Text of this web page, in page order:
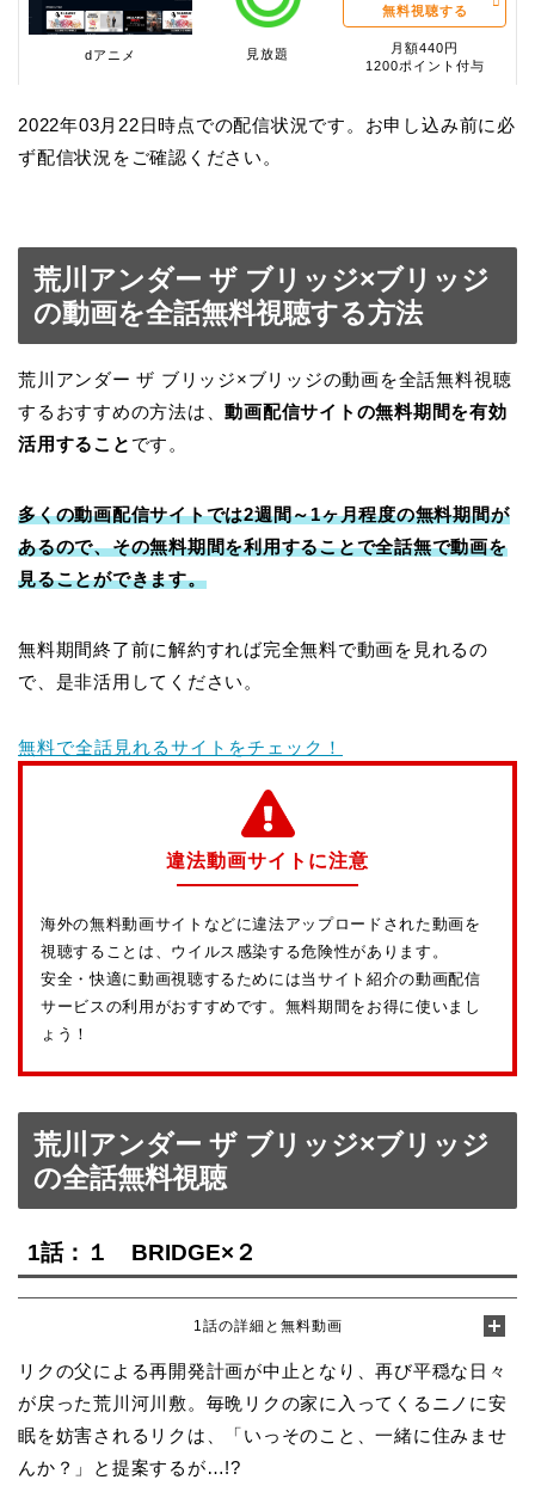
dアニメ 見放題
無料視聴する
月額440円
1200ポイント付与
2022年03月22日時点での配信状況です。お申し込み前に必
ず配信状況をご確認ください。
荒川アンダー ザ ブリッジ×ブリッジ
の動画を全話無料視聴する方法
荒川アンダー ザ ブリッジ×ブリッジの動画を全話無料視聴
するおすすめの方法は、動画配信サイトの無料期間を有効
活用すること です。
多くの動画配信サイトでは2週間～1ヶ月程度の無料期間が
あるので、その無料期間を利用することで全話無で動画を
見ることができます。
無料期間終了前に解約すれば完全無料で動画を見れるの
で、是非活用してください。
無料で全話見れるサイトをチェック！
違法動画サイトに注意
海外の無料動画サイトなどに違法アップロードされた動画を
視聴することは、ウイルス感染する危険性があります。
安全・快適に動画視聴するためには当サイト紹介の動画配信
サービスの利用がおすすめです。無料期間をお得に使いまし
ょう！
荒川アンダー ザ ブリッジ×ブリッジ
の全話無料視聴
1話：１ BRIDGE×２
1話の詳細と無料動画
リクの父による再開発計画が中止となり、再び平穏な日々
が戻った荒川河川敷。毎晩リクの家に入ってくるニノに安
眠を妨害されるリクは、「いっそのこと、一緒に住みませ
んか？」と提案するが…!?